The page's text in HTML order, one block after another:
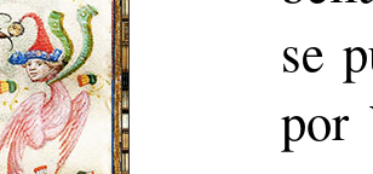
se
por